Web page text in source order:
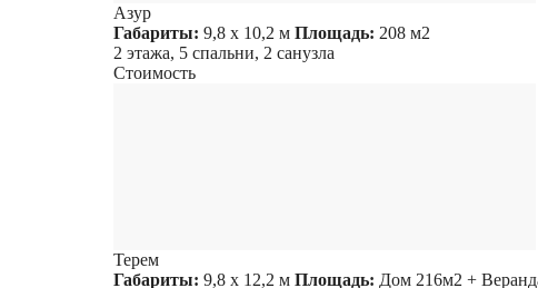
Азур
Габариты: 9,8 х 10,2 м Площадь: 208 м2
2 этажа, 5 спальни, 2 санузла
Стоимость
Терем
Габариты: 9,8 х 12,2 м Площадь: Дом 216м2 +